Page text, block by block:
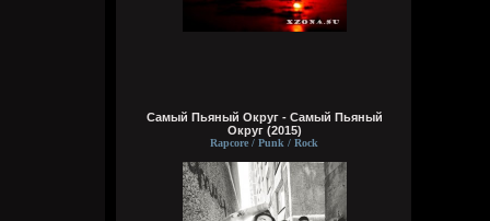
Bestial
Ну лежит, то и упало
Самый Пьяный Округ - Самый Пьяный
Округ (2015)
Rapcore / Punk / Rock